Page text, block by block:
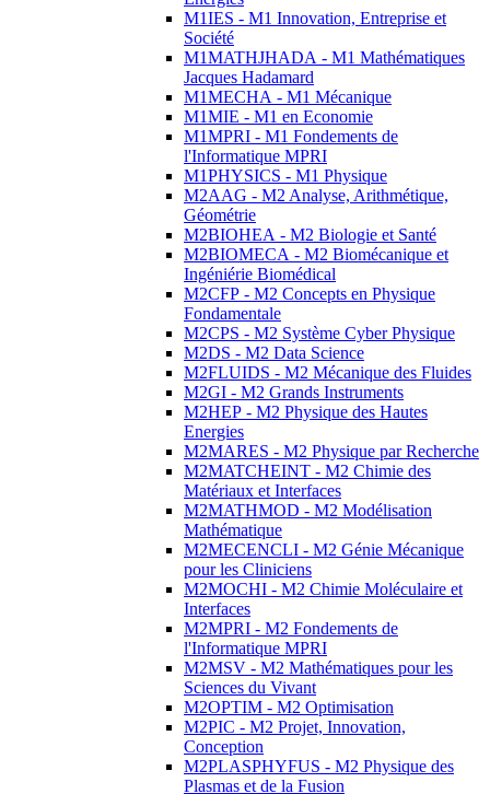
M1IES - M1 Innovation, Entreprise et
Société
M1MATHJHADA - M1 Mathématiques
Jacques Hadamard
M1MECHA - M1 Mécanique
M1MIE - M1 en Economie
M1MPRI - M1 Fondements de
l'Informatique MPRI
M1PHYSICS - M1 Physique
M2AAG - M2 Analyse, Arithmétique,
Géométrie
M2BIOHEA - M2 Biologie et Santé
M2BIOMECA - M2 Biomécanique et
Ingéniérie Biomédical
M2CFP - M2 Concepts en Physique
Fondamentale
M2CPS - M2 Système Cyber Physique
M2DS - M2 Data Science
M2FLUIDS - M2 Mécanique des Fluides
M2GI - M2 Grands Instruments
M2HEP - M2 Physique des Hautes
Energies
M2MARES - M2 Physique par Recherche
M2MATCHEINT - M2 Chimie des
Matériaux et Interfaces
M2MATHMOD - M2 Modélisation
Mathématique
M2MECENCLI - M2 Génie Mécanique
pour les Cliniciens
M2MOCHI - M2 Chimie Moléculaire et
Interfaces
M2MPRI - M2 Fondements de
l'Informatique MPRI
M2MSV - M2 Mathématiques pour les
Sciences du Vivant
M2OPTIM - M2 Optimisation
M2PIC - M2 Projet, Innovation,
Conception
M2PLASPHYFUS - M2 Physique des
Plasmas et de la Fusion